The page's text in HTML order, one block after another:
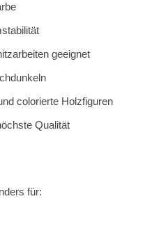
geeignet
colorierte Holzfiguren
Qualität
für: